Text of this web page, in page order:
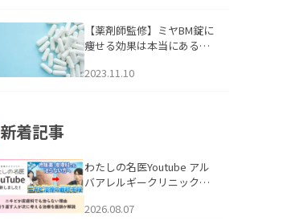
【薬剤師監修】ミヤBM錠に
痩せる効果は本当にある
2023.11.10
新着記事
わたしの名医Youtube アル
バアレルギークリニック札
らない理由｜繰り返す人が
2026.08.07